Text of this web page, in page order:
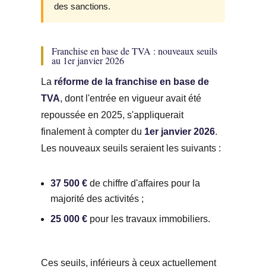
des sanctions.
Franchise en base de TVA : nouveaux seuils
au 1er janvier 2026
La réforme de la franchise en base de
TVA, dont l'entrée en vigueur avait été
repoussée en 2025, s'appliquerait
finalement à compter du 1er janvier 2026.
Les nouveaux seuils seraient les suivants :
37 500 €de chiffre d'affaires pour la
majorité des activités ;
25 000 €pour les travaux immobiliers.
Ces seuils, inférieurs à ceux actuellement